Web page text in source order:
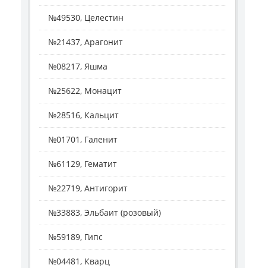
№49530, Целестин
№21437, Арагонит
№08217, Яшма
№25622, Монацит
№28516, Кальцит
№01701, Галенит
№61129, Гематит
№22719, Антигорит
№33883, Эльбаит (розовый)
№59189, Гипс
№04481, Кварц